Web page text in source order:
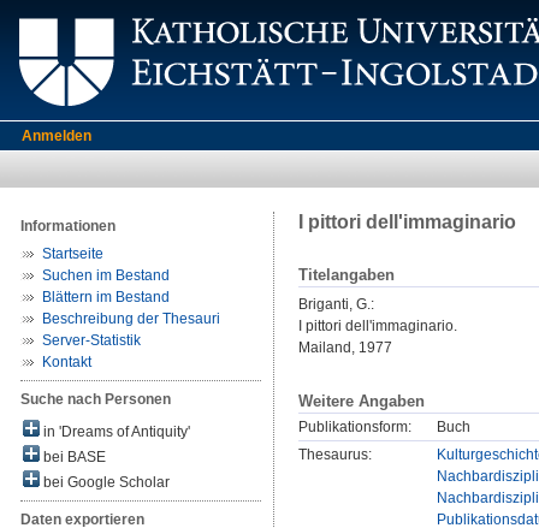
Anmelden
Informationen
Startseite
Suchen im Bestand
Blättern im Bestand
Beschreibung der Thesauri
Server-Statistik
Kontakt
Suche nach Personen
in 'Dreams of Antiquity'
bei BASE
bei Google Scholar
Daten exportieren
I pittori dell'immaginario
Titelangaben
Briganti, G.:
I pittori dell'immaginario.
Mailand, 1977
Weitere Angaben
Publikationsform:
Buch
Thesaurus: